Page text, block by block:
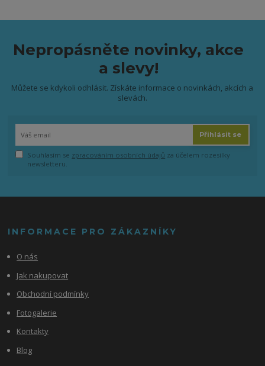
Nepropásněte novinky, akce
a slevy!
Můžete se kdykoli odhlásit. Získáte informace o novinkách, akcích a
slevách.
Přihlásit se
Souhlasím se zpracováním osobních údajů za účelem rozesílky
newsletteru.
INFORMACE PRO ZÁKAZNÍKY
O nás
Jak nakupovat
Obchodní podmínky
Fotogalerie
Kontakty
Blog